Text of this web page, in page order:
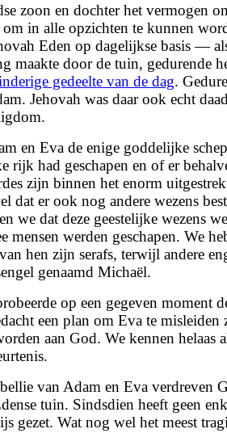
zoon en dochter het vermogen
in alle opzichten te kunnen
Eden op dagelijkse basis —
maakte door de tuin, gedurende
gedeelte van de dag.
Jehovah was daar ook echt
en Eva de enige goddelijke
rijk had geschapen en of er
zijn binnen het enorm
dat er ook nog andere wezens
we dat deze geestelijke wezens
mensen werden geschapen. We
hen zijn serafs, terwijl andere
genaamd Michaël.
op een gegeven moment
een plan om Eva te misleiden
aan God. We kennen helaas
van Adam en Eva verdreven
tuin. Sindsdien heeft geen
gezet. Wat nog wel het meest